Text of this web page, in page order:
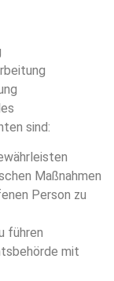
sind:
Maßnahmen
Person zu
führen
mit